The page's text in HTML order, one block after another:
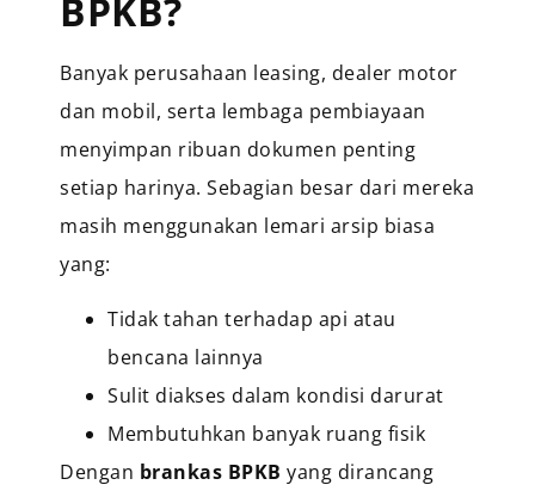
BPKB?
Banyak perusahaan leasing, dealer motor
dan mobil, serta lembaga pembiayaan
menyimpan ribuan dokumen penting
setiap harinya. Sebagian besar dari mereka
masih menggunakan lemari arsip biasa
yang:
Tidak tahan terhadap api atau
bencana lainnya
Sulit diakses dalam kondisi darurat
Membutuhkan banyak ruang fisik
Dengan brankas BPKB yang dirancang